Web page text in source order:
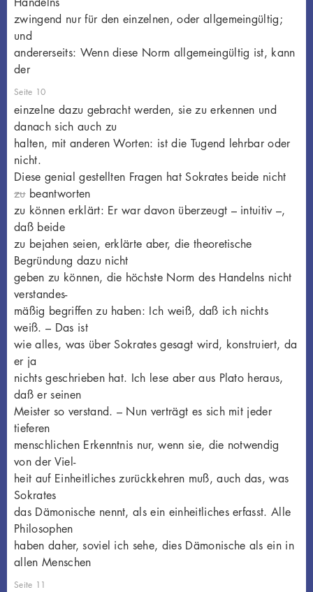
zwingend nur für den einzelnen, oder allgemeingültig;
und
andererseits: Wenn diese Norm allgemeingültig ist, kann
der
Seite 10
einzelne dazu gebracht werden, sie zu erkennen und
danach sich auch zu
halten, mit anderen Worten: ist die Tugend lehrbar oder
nicht.
Diese genial gestellten Fragen hat Sokrates beide nicht
zubeantworten
zu können erklärt: Er war davon überzeugt – intuitiv –,
daß beide
zu bejahen seien, erklärte aber, die theoretische
Begründung dazu nicht
geben zu können, die höchste Norm des Handelns nicht
verstandes-
mäßig begriffen zu haben: Ich weiß, daß ich nichts
weiß. – Das ist
wie alles, was über Sokrates gesagt wird, konstruiert, da
er ja
nichts geschrieben hat. Ich lese aber aus Plato heraus,
daß er seinen
Meister so verstand. – Nun verträgt es sich mit jeder
tieferen
menschlichen Erkenntnis nur, wenn sie, die notwendig
von der Viel-
heit auf Einheitliches zurückkehren muß, auch das, was
Sokrates
das Dämonische nennt, als ein einheitliches erfasst. Alle
Philosophen
haben daher, soviel ich sehe, dies Dämonische als ein in
allen Menschen
Seite 11